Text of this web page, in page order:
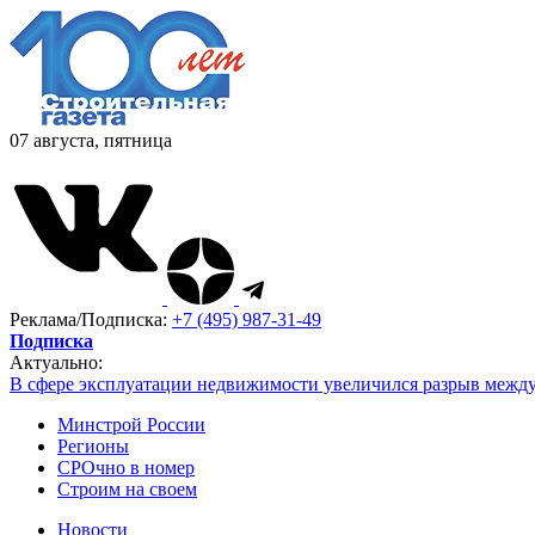
07 августа, пятница
Реклама/Подписка: +7 (495) 987-31-49
Подписка
Актуально:
В сфере эксплуатации недвижимости увеличился разрыв
Минстрой России
Регионы
СРОчно в номер
Строим на своем
Новости